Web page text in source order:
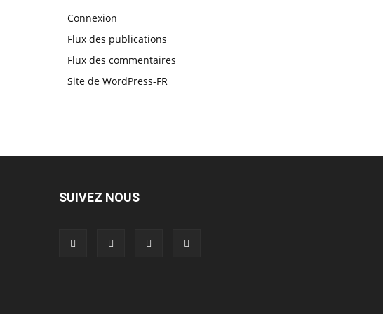
Connexion
Flux des publications
Flux des commentaires
Site de WordPress-FR
SUIVEZ NOUS